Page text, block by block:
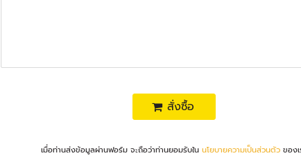
สั่งซื้อ
เมื่อท่านส่งข้อมูลผ่านฟอร์ม จะถือว่าท่านยอมรับใน นโยบายความเป็นส่วนตัวของเ